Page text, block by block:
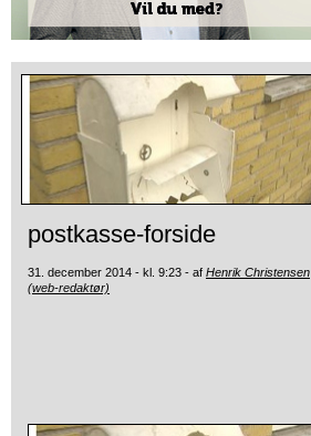
postkasse-forside
31. december 2014 - kl. 9:23 - af Henrik Christensen
(web-redaktør)